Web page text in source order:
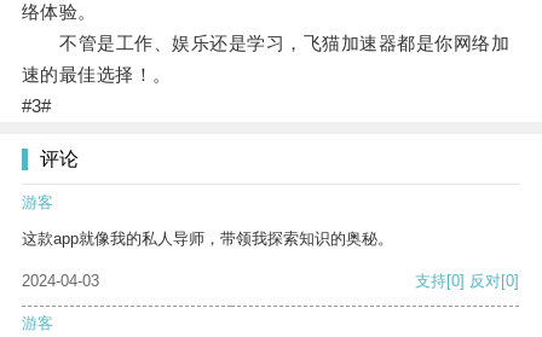
络体验。
不管是工作、娱乐还是学习，飞猫加速器都是你网络加
速的最佳选择！。
#3#
评论
游客
这款app就像我的私人导师，带领我探索知识的奥秘。
2024-04-03 支持[0] 反对[0]
游客